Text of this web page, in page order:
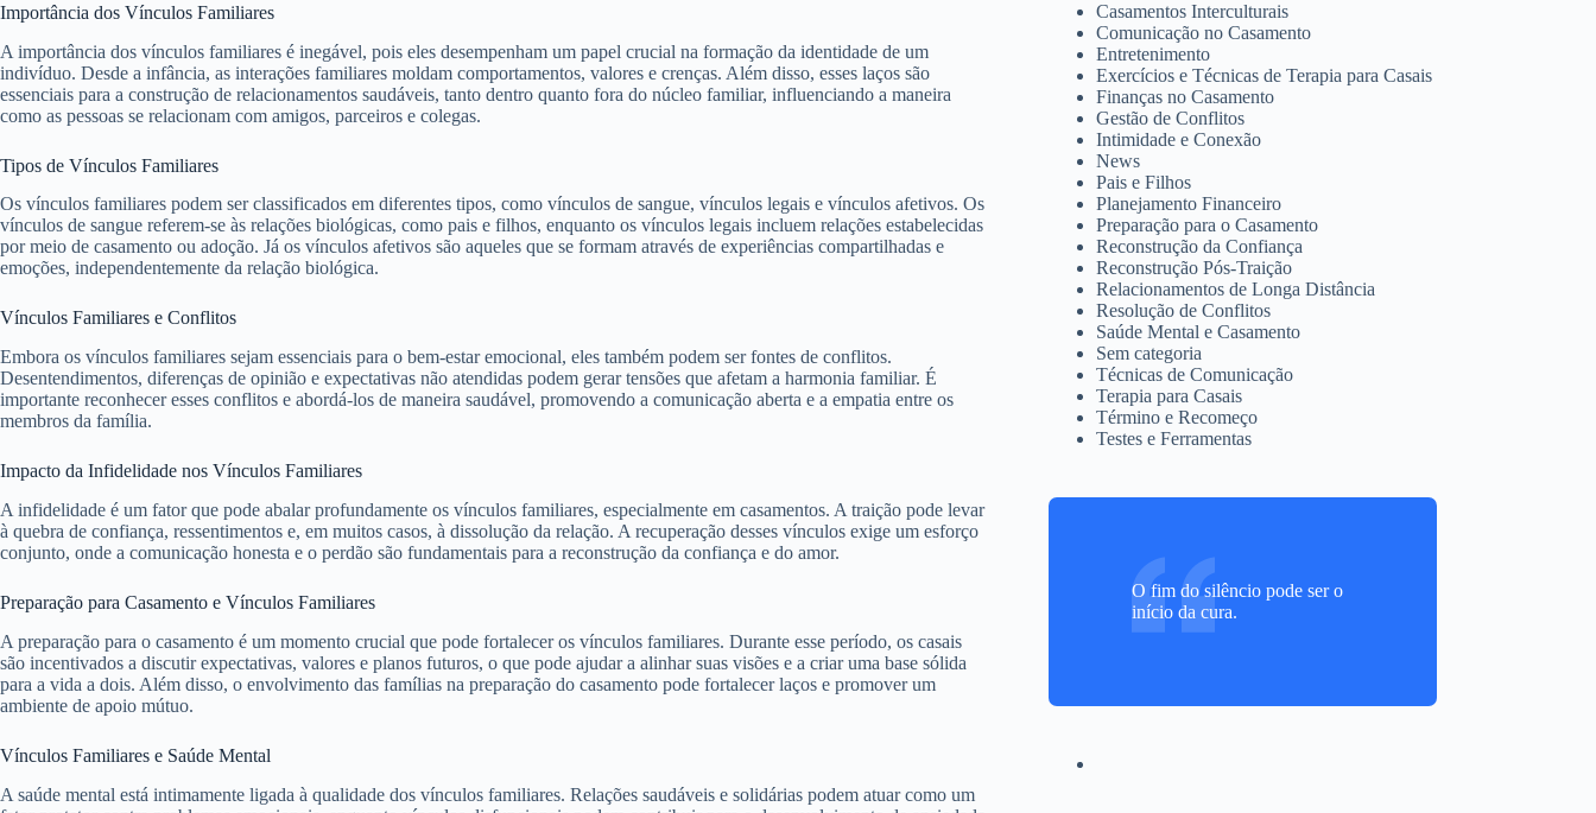
Importância dos Vínculos Familiares
A importância dos vínculos familiares é inegável, pois eles desempenham um papel crucial na formação da identidade de um
indivíduo. Desde a infância, as interações familiares moldam comportamentos, valores e crenças. Além disso, esses laços são
essenciais para a construção de relacionamentos saudáveis, tanto dentro quanto fora do núcleo familiar, influenciando a maneira
como as pessoas se relacionam com amigos, parceiros e colegas.
Tipos de Vínculos Familiares
Os vínculos familiares podem ser classificados em diferentes tipos, como vínculos de sangue, vínculos legais e vínculos afetivos. Os
vínculos de sangue referem-se às relações biológicas, como pais e filhos, enquanto os vínculos legais incluem relações estabelecidas
por meio de casamento ou adoção. Já os vínculos afetivos são aqueles que se formam através de experiências compartilhadas e
emoções, independentemente da relação biológica.
Vínculos Familiares e Conflitos
Embora os vínculos familiares sejam essenciais para o bem-estar emocional, eles também podem ser fontes de conflitos.
Desentendimentos, diferenças de opinião e expectativas não atendidas podem gerar tensões que afetam a harmonia familiar. É
importante reconhecer esses conflitos e abordá-los de maneira saudável, promovendo a comunicação aberta e a empatia entre os
membros da família.
Impacto da Infidelidade nos Vínculos Familiares
A infidelidade é um fator que pode abalar profundamente os vínculos familiares, especialmente em casamentos. A traição pode levar
à quebra de confiança, ressentimentos e, em muitos casos, à dissolução da relação. A recuperação desses vínculos exige um esforço
conjunto, onde a comunicação honesta e o perdão são fundamentais para a reconstrução da confiança e do amor.
Preparação para Casamento e Vínculos Familiares
A preparação para o casamento é um momento crucial que pode fortalecer os vínculos familiares. Durante esse período, os casais
são incentivados a discutir expectativas, valores e planos futuros, o que pode ajudar a alinhar suas visões e a criar uma base sólida
para a vida a dois. Além disso, o envolvimento das famílias na preparação do casamento pode fortalecer laços e promover um
ambiente de apoio mútuo.
Vínculos Familiares e Saúde Mental
A saúde mental está intimamente ligada à qualidade dos vínculos familiares. Relações saudáveis e solidárias podem atuar como um
Casamentos Interculturais
Comunicação no Casamento
Entretenimento
Exercícios e Técnicas de Terapia para Casais
Finanças no Casamento
Gestão de Conflitos
Intimidade e Conexão
News
Pais e Filhos
Planejamento Financeiro
Preparação para o Casamento
Reconstrução da Confiança
Reconstrução Pós-Traição
Relacionamentos de Longa Distância
Resolução de Conflitos
Saúde Mental e Casamento
Sem categoria
Técnicas de Comunicação
Terapia para Casais
Término e Recomeço
Testes e Ferramentas
O fim do silêncio pode ser o
início da cura.